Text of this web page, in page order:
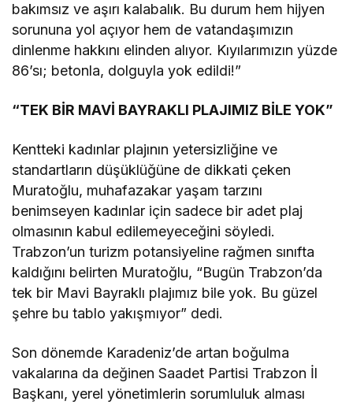
bakımsız ve aşırı kalabalık. Bu durum hem hijyen
sorununa yol açıyor hem de vatandaşımızın
dinlenme hakkını elinden alıyor. Kıyılarımızın yüzde
86’sı; betonla, dolguyla yok edildi!”
“TEK BİR MAVİ BAYRAKLI PLAJIMIZ BİLE YOK”
Kentteki kadınlar plajının yetersizliğine ve
standartların düşüklüğüne de dikkati çeken
Muratoğlu, muhafazakar yaşam tarzını
benimseyen kadınlar için sadece bir adet plaj
olmasının kabul edilemeyeceğini söyledi.
Trabzon’un turizm potansiyeline rağmen sınıfta
kaldığını belirten Muratoğlu, “Bugün Trabzon’da
tek bir Mavi Bayraklı plajımız bile yok. Bu güzel
şehre bu tablo yakışmıyor” dedi.
Son dönemde Karadeniz’de artan boğulma
vakalarına da değinen Saadet Partisi Trabzon İl
Başkanı, yerel yönetimlerin sorumluluk alması